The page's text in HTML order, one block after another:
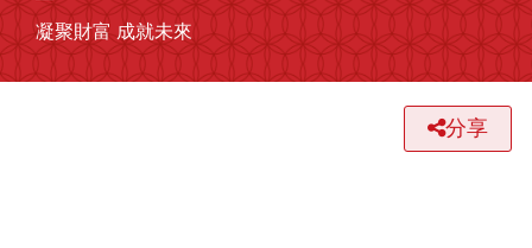
凝聚財富 成就未來
分享